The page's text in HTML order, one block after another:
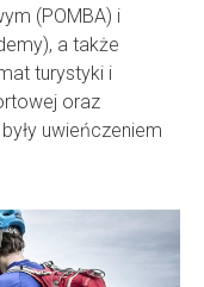
(POMBA) i
a także
turystyki i
oraz
uwieńczeniem